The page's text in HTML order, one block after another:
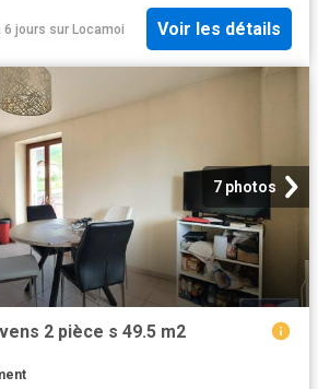
6 jours sur Locamoi Voir les détails
7 photos
2 pièce s 49.5 m2